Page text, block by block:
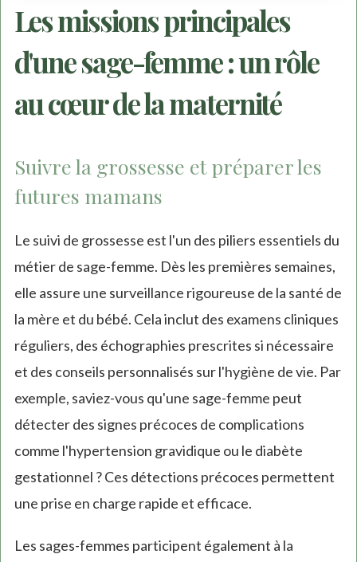
Les missions principales
d'une sage-femme : un rôle
au cœur de la maternité
Suivre la grossesse et préparer les
futures mamans
Le suivi de grossesse est l'un des piliers essentiels du
métier de sage-femme. Dès les premières semaines,
elle assure une surveillance rigoureuse de la santé de
la mère et du bébé. Cela inclut des examens cliniques
réguliers, des échographies prescrites si nécessaire
et des conseils personnalisés sur l'hygiène de vie. Par
exemple, saviez-vous qu'une sage-femme peut
détecter des signes précoces de complications
comme l'hypertension gravidique ou le diabète
gestationnel ? Ces détections précoces permettent
une prise en charge rapide et efficace.
Les sages-femmes participent également à la